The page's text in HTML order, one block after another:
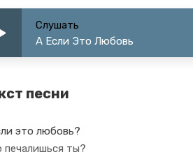
Слушать
А Если Это Любовь
песни
это любовь?
печалишься ты?